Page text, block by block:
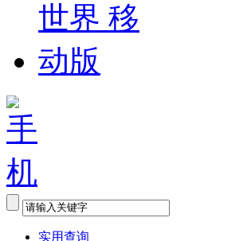
实用查询